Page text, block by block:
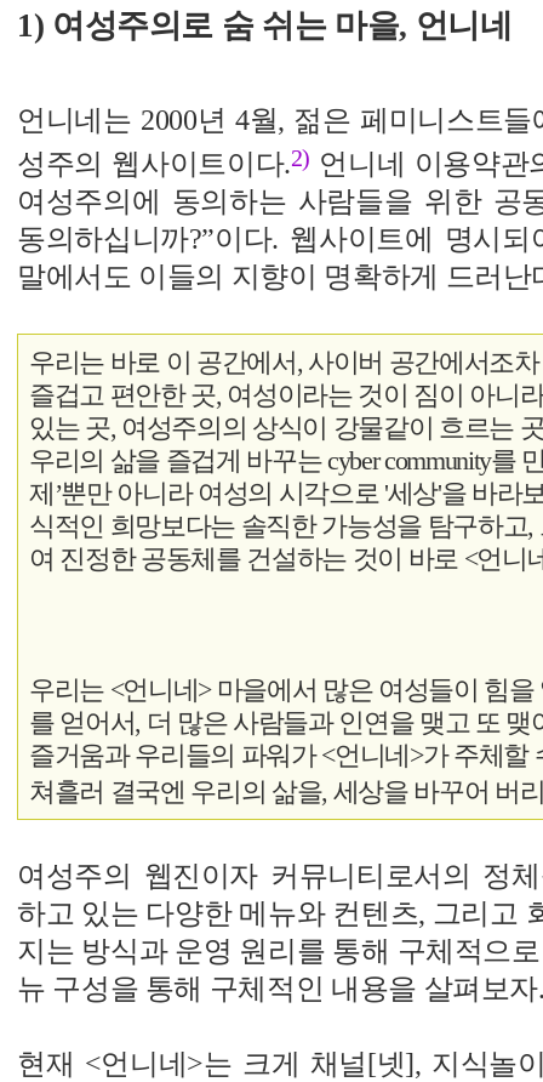
1) 여성주의로 숨 쉬는 마을, 언니네
언니네는 2000년 4월, 젊은 페미니스트
성주의 웹사이트이다.2) 언니네 이용약관
여성주의에 동의하는 사람들을 위한 공
동의하십니까?”이다. 웹사이트에 명시
말에서도 이들의 지향이 명확하게 드러난
우리는 바로 이 공간에서, 사이버 공간에서조
즐겁고 편안한 곳, 여성이라는 것이 짐이 아니
있는 곳, 여성주의의 상식이 강물같이 흐르는
우리의 삶을 즐겁게 바꾸는 cyber community를
제’뿐만 아니라 여성의 시각으로 '세상'을 바라
식적인 희망보다는 솔직한 가능성을 탐구하고
여 진정한 공동체를 건설하는 것이 바로 <언니
우리는 <언니네> 마을에서 많은 여성들이 힘
를 얻어서, 더 많은 사람들과 인연을 맺고 또
즐거움과 우리들의 파워가 <언니네>가 주체할
쳐흘러 결국엔 우리의 삶을, 세상을 바꾸어 버
여성주의 웹진이자 커뮤니티로서의 정
하고 있는 다양한 메뉴와 컨텐츠, 그리고
지는 방식과 운영 원리를 통해 구체적으
뉴 구성을 통해 구체적인 내용을 살펴보자
현재 <언니네>는 크게 채널[넷], 지식놀